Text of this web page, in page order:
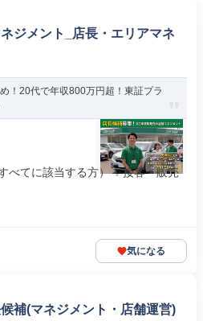
ジメント_店長・エリアマネ
！20代で年収800万円超！東証プラ
べてに該当する方） ✨接客・販売
気になる
補(マネジメント・店舗運営)